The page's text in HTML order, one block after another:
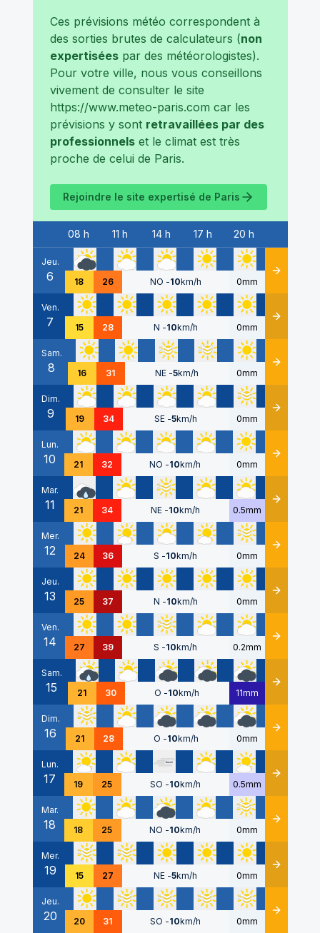
Ces prévisions météo correspondent à
des sorties brutes de calculateurs (non
expertiséespar des météorologistes).
Pour votre ville, nous vous conseillons
vivement de consulter le site
https://www.meteo-paris.com car les
prévisions y sont retravaillées par des
professionnelset le climat est très
proche de celui de Paris.
Rejoindre le site expertisé de Paris
Date
08 h 11 h 14 h 17 h 20 h
Jeu.
6 18 26 NO -10km/h 0mm Détails
Ven.
7 15 28 N -10km/h 0mm Détails
Sam.
8 16 31 NE -5km/h 0mm Détails
Dim.
9 19 34 SE -5km/h 0mm Détails
Lun.
10 21 32 NO -10km/h 0mm Détails
Mar.
11 21 34 NE -10km/h 0.5mm Détails
Mer.
12 24 36 S -10km/h 0mm Détails
Jeu.
13 25 37 N -10km/h 0mm Détails
Ven.
14 27 39 S -10km/h 0.2mm Détails
Sam.
15 21 30 O -10km/h 11mm Détails
Dim.
16 21 28 O -10km/h 0mm Détails
Lun.
17 19 25 SO -10km/h 0.5mm Détails
Mar.
18 18 25 NO -10km/h 0mm Détails
Mer.
19 15 27 NE -5km/h 0mm Détails
Jeu.
20 20 31 SO -10km/h 0mm Détails